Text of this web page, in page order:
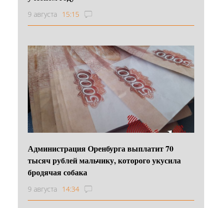
9 августа 15:15
Администрация Оренбурга выплатит 70
тысяч рублей мальчику, которого укусила
бродячая собака
9 августа 14:34